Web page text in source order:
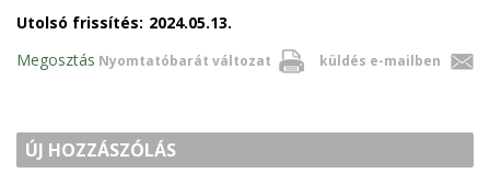
Utolsó frissítés: 2024.05.13.
Nyomtatóbarát változat küldés e-mailben
Megosztás
ÚJ HOZZÁSZÓLÁS